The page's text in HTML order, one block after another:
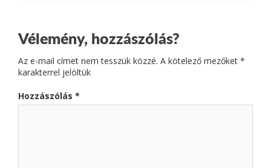
Vélemény, hozzászólás?
Az e-mail címet nem tesszük közzé. A kötelező mezőket *
karakterrel jelöltük
Hozzászólás *